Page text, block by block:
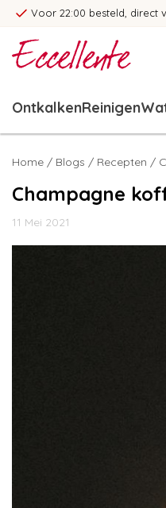
Voor 22:00 besteld, direct
OntkalkenReinigen
Home / Blogs / Recepten /
Champagne
11 Mei 2021